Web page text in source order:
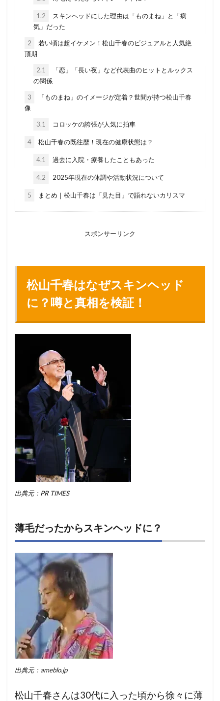
1.2
スキンヘッドにした理由は「ものまね」と「病
気」だった
2
若い頃は超イケメン！松山千春のビジュアルと人気絶
頂期
2.1
「恋」「長い夜」など代表曲のヒットとルックス
の関係
3
「ものまね」のイメージが定着？世間が持つ松山千春
像
3.1 コロッケの誇張が人気に拍車
4 松山千春の既往歴！現在の健康状態は？
4.1 過去に入院・療養したこともあった
4.2 2025年現在の体調や活動状況について
5 まとめ｜松山千春は「見た目」で語れないカリスマ
スポンサーリンク
松山千春はなぜスキンヘッド
に？噂と真相を検証！
出典元：PR TIMES
薄毛だったからスキンヘッドに？
出典元：ameblo.jp
松山千春さんは30代に入った頃から徐々に薄